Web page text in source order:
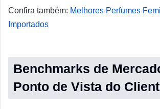
Confira também: Melhores Perfumes
Importados
Benchmarks de
Ponto de Vista do